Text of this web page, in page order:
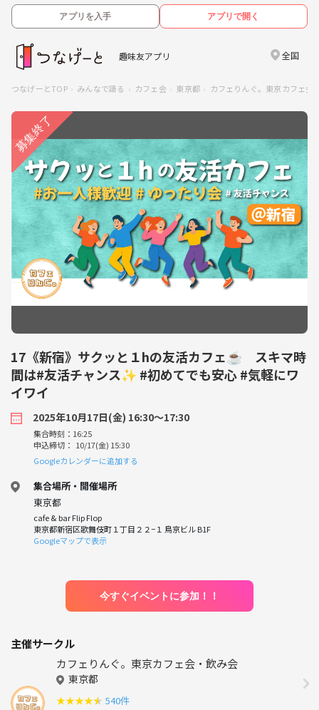
アプリを入手 アプリで開く
趣味友アプリ 全国
つなげーとTOP みんなで語る カフェ会 東京都 カフェりんぐ。東京カフェ会
17《新宿》サクッと１hの友活カフェ☕️ スキマ時
間は#友活チャンス✨ #初めてでも安心 #気軽にワ
イワイ
2025年10月17日(金) 16:30〜17:30
集合時刻：16:25
申込締切： 10/17(金) 15:30
Googleカレンダーに追加する
集合場所・開催場所
東京都
cafe & bar Flip Flop
東京都新宿区歌舞伎町１丁目２２−１ 鳥京ビル B1F
Googleマップで表示
今すぐイベントに参加！！
主催サークル
カフェりんぐ。東京カフェ会・飲み会
東京都
★★★★★ 540件